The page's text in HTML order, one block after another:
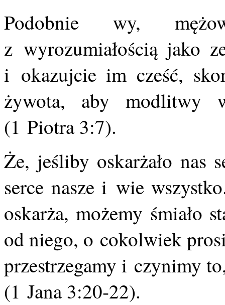
Podobnie wy,
z wyrozumiałością jako
i okazujcie im cześć,
żywota, aby modlitwy
(1 Piotra 3:7).
Że, jeśliby oskarżało nas
serce nasze i wie
oskarża, możemy śmiało
od niego, o cokolwiek
przestrzegamy i czynimy
(1 Jana 3:20‑22).